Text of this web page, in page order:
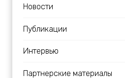
Новости
Публикации
Интервью
Партнерские материалы